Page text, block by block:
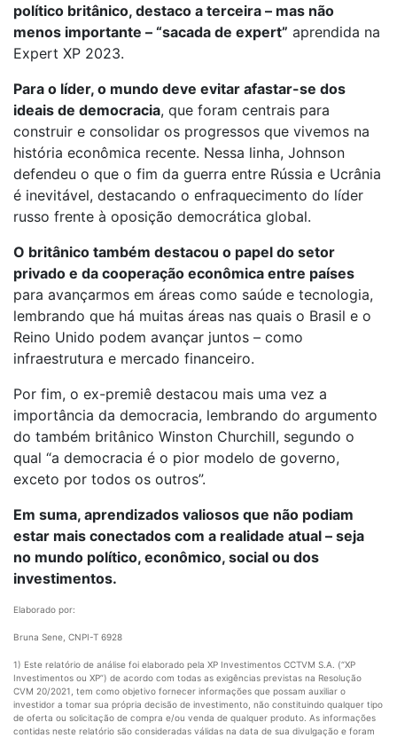
político britânico, destaco a terceira – mas não
menos importante – “sacada de expert” aprendida na
Expert XP 2023.
Para o líder, o mundo deve evitar afastar-se dos
ideais de democracia, que foram centrais para
construir e consolidar os progressos que vivemos na
história econômica recente. Nessa linha, Johnson
defendeu o que o fim da guerra entre Rússia e Ucrânia
é inevitável, destacando o enfraquecimento do líder
russo frente à oposição democrática global.
O britânico também destacou o papel do setor
privado e da cooperação econômica entre países
para avançarmos em áreas como saúde e tecnologia,
lembrando que há muitas áreas nas quais o Brasil e o
Reino Unido podem avançar juntos – como
infraestrutura e mercado financeiro.
Por fim, o ex-premiê destacou mais uma vez a
importância da democracia, lembrando do argumento
do também britânico Winston Churchill, segundo o
qual “a democracia é o pior modelo de governo,
exceto por todos os outros”.
Em suma, aprendizados valiosos que não podiam
estar mais conectados com a realidade atual – seja
no mundo político, econômico, social ou dos
investimentos.
Elaborado por:
Bruna Sene, CNPI-T 6928
1) Este relatório de análise foi elaborado pela XP Investimentos CCTVM S.A. (“XP
Investimentos ou XP”) de acordo com todas as exigências previstas na Resolução
CVM 20/2021, tem como objetivo fornecer informações que possam auxiliar o
investidor a tomar sua própria decisão de investimento, não constituindo qualquer tipo
de oferta ou solicitação de compra e/ou venda de qualquer produto. As informações
contidas neste relatório são consideradas válidas na data de sua divulgação e foram